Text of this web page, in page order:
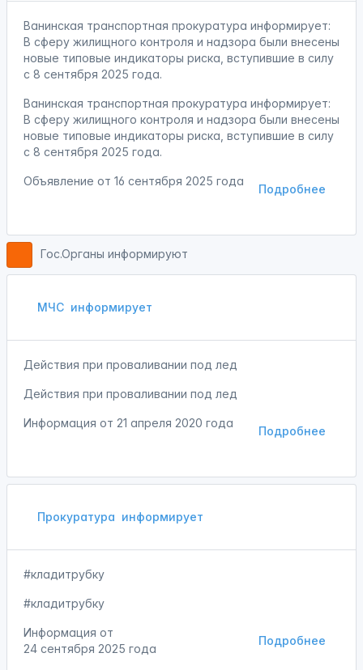
Ванинская транспортная прокуратура информирует:
В сферу жилищного контроля и надзора были внесены
новые типовые индикаторы риска, вступившие в силу
с 8 сентября 2025 года.
Ванинская транспортная прокуратура информирует:
В сферу жилищного контроля и надзора были внесены
новые типовые индикаторы риска, вступившие в силу
с 8 сентября 2025 года.
Подробнее
Объявление от 16 сентября 2025 года
Гос.Органы информируют
МЧС информирует
Действия при проваливании под лед
Действия при проваливании под лед
Подробнее
Информация от 21 апреля 2020 года
Прокуратура информирует
#кладитрубку
#кладитрубку
Подробнее
Информация от
24 сентября 2025 года